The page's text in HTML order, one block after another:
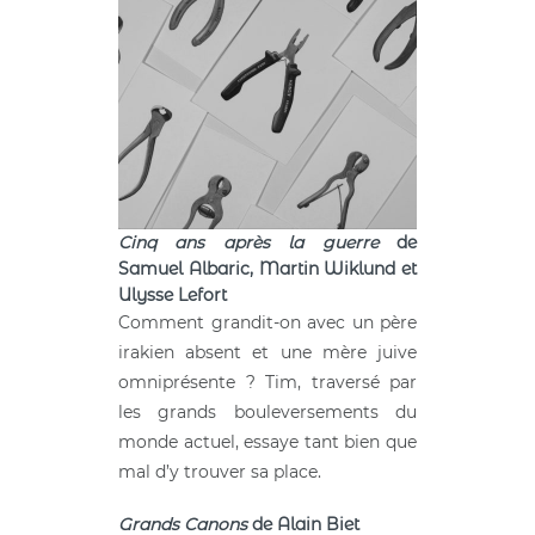
Cinq ans après la guerre
de
Samuel Albaric, Martin Wiklund et
Ulysse Lefort
Comment grandit-on avec un père
irakien absent et une mère juive
omniprésente ? Tim, traversé par
les grands bouleversements du
monde actuel, essaye tant bien que
mal d’y trouver sa place.
Grands Canonsde Alain Biet